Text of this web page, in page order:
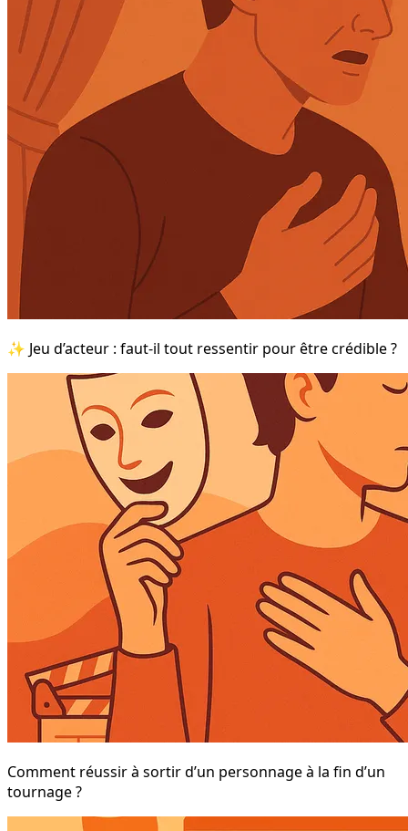
✨ Jeu d’acteur : faut-il tout ressentir pour être crédible ?
Comment réussir à sortir d’un personnage à la fin d’un
tournage ?